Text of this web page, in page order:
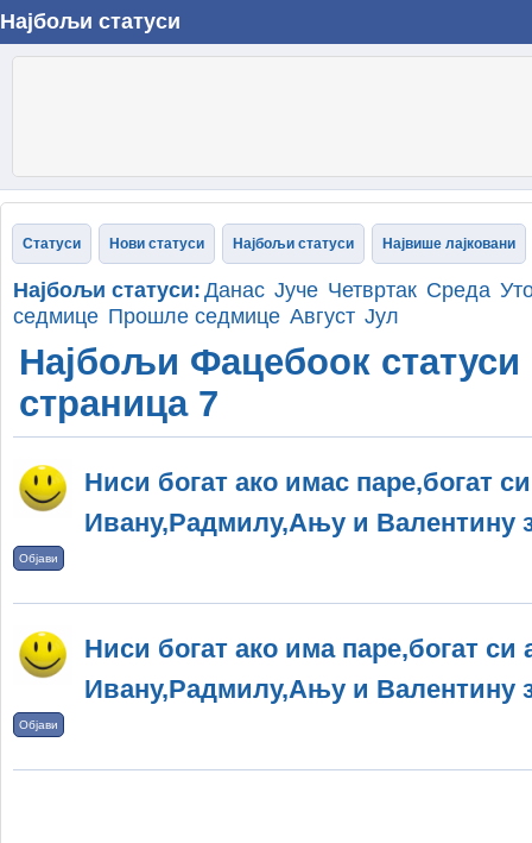
Најбољи статуси
Статуси Нови статуси Најбољи статуси Највише лајковани
Најбољи статуси:Данас Јуче Четвртак Среда
седмице Прошле седмице Август Јул
Најбољи Фацебоок
страница 7
Ниси богат ако имас паре,богат
Ивану,Радмилу,Ању и Валентину
Објави
Ниси богат ако има паре,богат си
Ивану,Радмилу,Ању и Валентину
Објави